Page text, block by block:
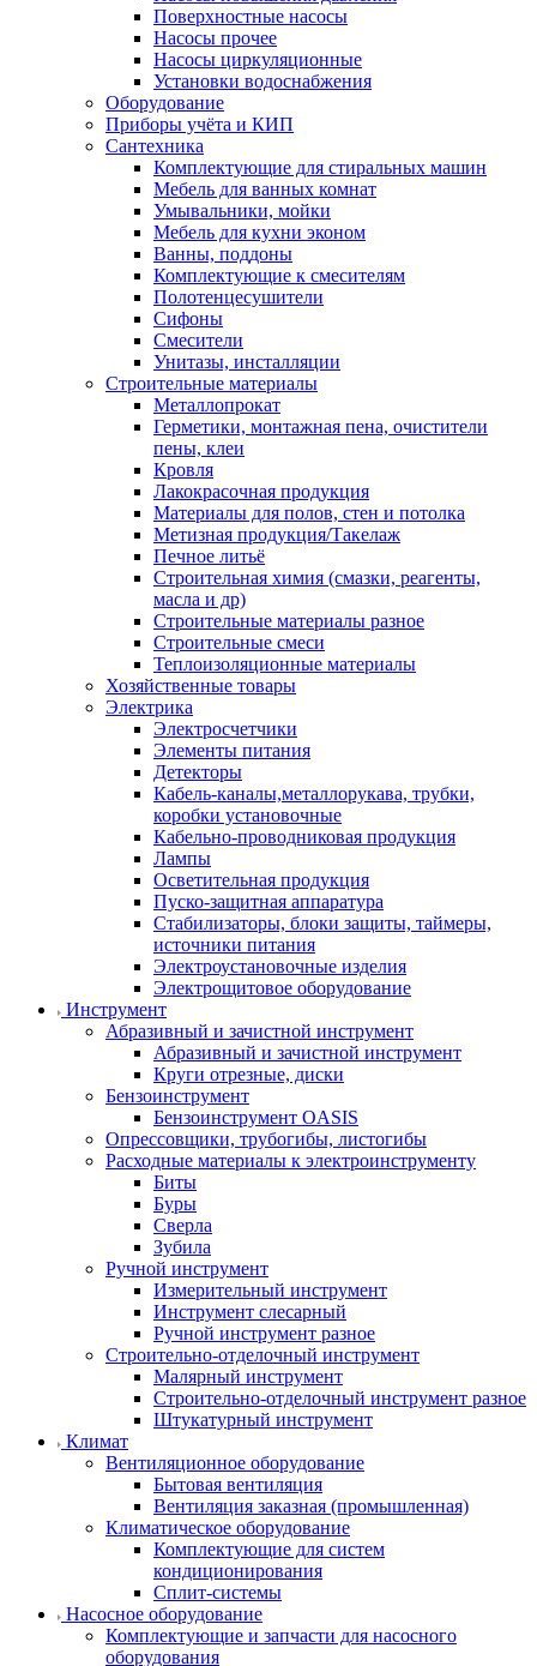
Поверхностные насосы
Насосы прочее
Насосы циркуляционные
Установки водоснабжения
Оборудование
Приборы учёта и КИП
Сантехника
Комплектующие для стиральных машин
Мебель для ванных комнат
Умывальники, мойки
Мебель для кухни эконом
Ванны, поддоны
Комплектующие к смесителям
Полотенцесушители
Сифоны
Смесители
Унитазы, инсталляции
Строительные материалы
Металлопрокат
Герметики, монтажная пена, очистители
пены, клеи
Кровля
Лакокрасочная продукция
Материалы для полов, стен и потолка
Метизная продукция/Такелаж
Печное литьё
Строительная химия (смазки, реагенты,
масла и др)
Строительные материалы разное
Строительные смеси
Теплоизоляционные материалы
Хозяйственные товары
Электрика
Электросчетчики
Элементы питания
Детекторы
Кабель-каналы,металлорукава, трубки,
коробки установочные
Кабельно-проводниковая продукция
Лампы
Осветительная продукция
Пуско-защитная аппаратура
Стабилизаторы, блоки защиты, таймеры,
источники питания
Электроустановочные изделия
Электрощитовое оборудование
Инструмент
Абразивный и зачистной инструмент
Абразивный и зачистной инструмент
Круги отрезные, диски
Бензоинструмент
Бензоинструмент OASIS
Опрессовщики, трубогибы, листогибы
Расходные материалы к электроинструменту
Биты
Буры
Сверла
Зубила
Ручной инструмент
Измерительный инструмент
Инструмент слесарный
Ручной инструмент разное
Строительно-отделочный инструмент
Малярный инструмент
Строительно-отделочный инструмент разное
Штукатурный инструмент
Климат
Вентиляционное оборудование
Бытовая вентиляция
Вентиляция заказная (промышленная)
Климатическое оборудование
Комплектующие для систем
кондиционирования
Сплит-системы
Насосное оборудование
Комплектующие и запчасти для насосного
оборудования